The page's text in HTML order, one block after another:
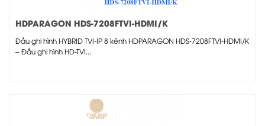
HDPARAGON HDS-7208FTVI-HDMI/K
Đầu ghi hình HYBRID TVI-IP 8 kênh HDPARAGON HDS-7208FTVI-HDMI/K
– Đầu ghi hình HD-TVI...